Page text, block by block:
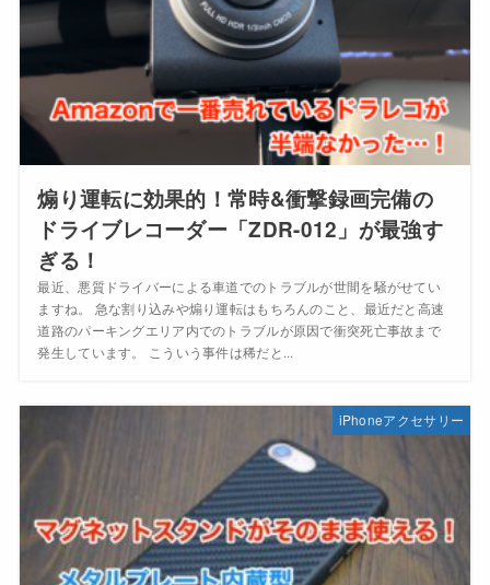
煽り運転に効果的！常時&衝撃録画完備の
ドライブレコーダー「ZDR-012」が最強す
ぎる！
最近、悪質ドライバーによる車道でのトラブルが世間を騒がせてい
ますね。 急な割り込みや煽り運転はもちろんのこと、最近だと高速
道路のパーキングエリア内でのトラブルが原因で衝突死亡事故まで
発生しています。 こういう事件は稀だと...
iPhoneアクセサリー